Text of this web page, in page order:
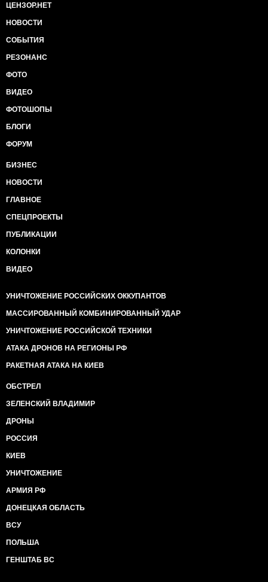
ЦЕНЗОР.НЕТ
НОВОСТИ
СОБЫТИЯ
РЕЗОНАНС
ФОТО
ВИДЕО
ФОТОШОПЫ
БЛОГИ
ФОРУМ
БИЗНЕС
НОВОСТИ
ГЛАВНОЕ
СПЕЦПРОЕКТЫ
ПУБЛИКАЦИИ
КОЛОНКИ
ВИДЕО
УНИЧТОЖЕНИЕ РОССИЙСКИХ ОККУПАНТОВ
МАССИРОВАННЫЙ КОМБИНИРОВАННЫЙ УДАР
УНИЧТОЖЕНИЕ РОССИЙСКОЙ ТЕХНИКИ
АТАКА ДРОНОВ НА РЕГИОНЫ РФ
РАКЕТНАЯ АТАКА НА КИЕВ
ОБСТРЕЛ
ЗЕЛЕНСКИЙ ВЛАДИМИР
ДРОНЫ
РОССИЯ
КИЕВ
УНИЧТОЖЕНИЕ
АРМИЯ РФ
ДОНЕЦКАЯ ОБЛАСТЬ
ВСУ
ПОЛЬША
ГЕНШТАБ ВС